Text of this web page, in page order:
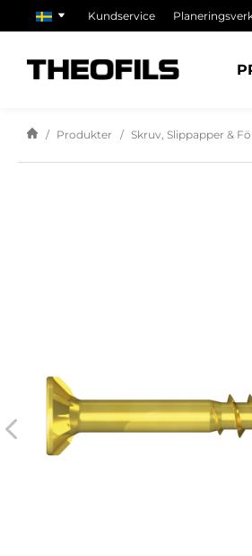
Kundservice
Produkter Skruv, Slippapper &